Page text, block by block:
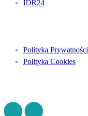
IDR24
Polityka Prywatności
Polityka Cookies